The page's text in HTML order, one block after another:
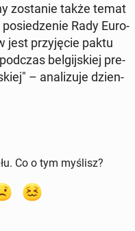
zo­sta­nie także temat
Rady Eu­ro­
jest przy­ję­cie paktu
bel­gij­skiej pre­
– ana­li­zu­je dzien­
Co o tym myślisz?